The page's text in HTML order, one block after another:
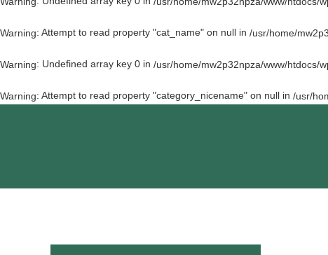
Warning: Attempt to read property "cat_name" on null in /usr/home/
Warning: Undefined array key 0 in /usr/home/mw2p32npza/www/htdocs/
Warning: Attempt to read property "category_nicename" on null in /usr/